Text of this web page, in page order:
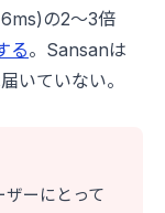
の2〜3倍
る。Sansanは
いていない。
ーにとって